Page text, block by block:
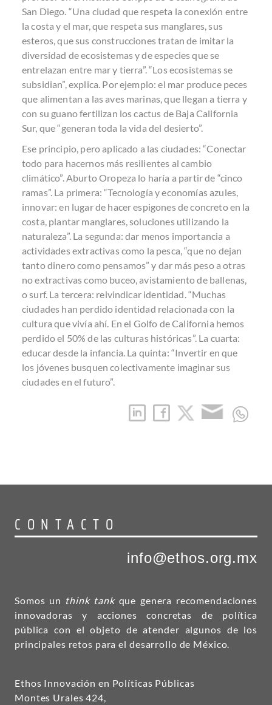
San Diego. “Una ciudad que respeta la conexión entre
la costa y el mar, que respeta sus manglares, sus
esteros, que sus construcciones tratan de imitar la
diversidad de ecosistemas y de especies que se
entrelazan entre mar y tierra”. “Los ecosistemas se
subsidian”, explica. Por ejemplo: el mar produce peces
que alimentan a las aves marinas, que llegan a tierra y
con su guano fertilizan los cactus de Baja California
Sur, que “generan toda la vida del desierto”.
Ese principio, pero aplicado a las ciudades: “Conectar
todo para hacernos más resilientes al cambio
climático”. Aburto Oropeza lo haría a partir de “cinco
ramas”. La primera: “Tecnología y economías azules,
innovar: en lugar de hacer espigones de concreto en la
costa, plantar manglares, soluciones utilizando la
naturaleza”. La segunda: dar menos importancia a
actividades extractivas como la pesca, “que no dejan
tanto dinero como pensamos” y dar más peso a otras
no extractivas como buceo, avistamiento de ballenas,
o surf. La tercera: reivindicar identidad. “Muchas
ciudades han perdido identidad relacionada con la
cultura que vivía ahí. En el Golfo de California hemos
perdido el 50% de las culturas históricas”. La cuarta:
educar desde la infancia. La quinta: “Invertir en que
los jóvenes busquen colectivamente imaginar sus
ciudades en el futuro”.
CONTACTO
info@ethos.org.mx
Somos un think tankque genera recomendaciones
innovadoras y acciones concretas de política
pública con el objeto de atender algunos de los
principales retos para el desarrollo de México.
Ethos Innovación en Políticas Públicas
Montes Urales 424,